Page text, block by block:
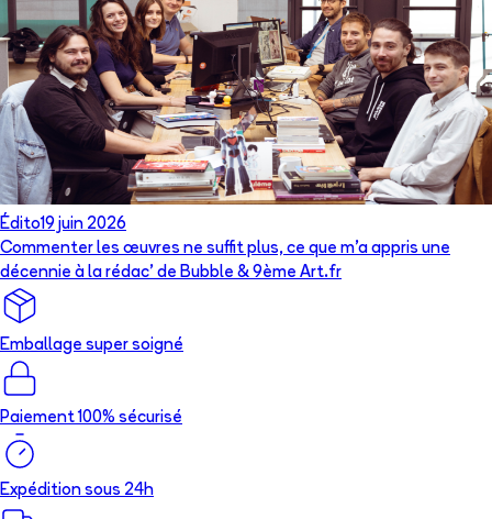
Édito19 juin 2026
Commenter les œuvres ne suffit plus, ce que m’a appris une
décennie à la rédac’ de Bubble & 9ème Art.fr
Emballage super soigné
Paiement 100% sécurisé
Expédition sous 24h